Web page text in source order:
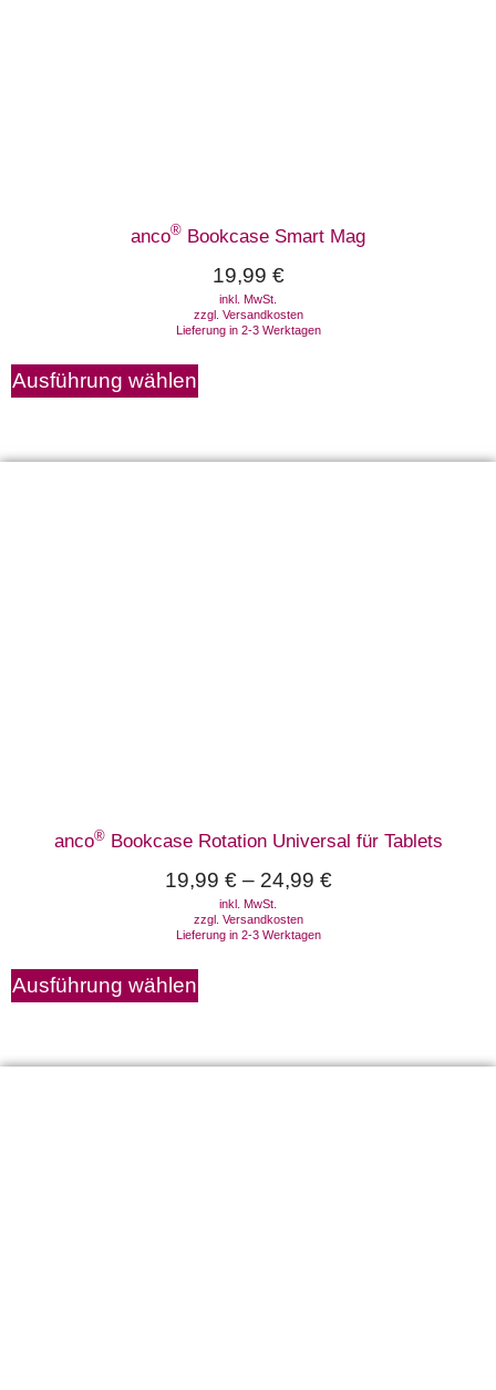
anco® Bookcase Smart Mag
19,99 €
inkl. MwSt.
zzgl. Versandkosten
Lieferung in 2-3 Werktagen
Ausführung wählen
anco®Bookcase Rotation Universal für Tablets
19,99 €– 24,99 €
inkl. MwSt.
zzgl. Versandkosten
Lieferung in 2-3 Werktagen
Ausführung wählen